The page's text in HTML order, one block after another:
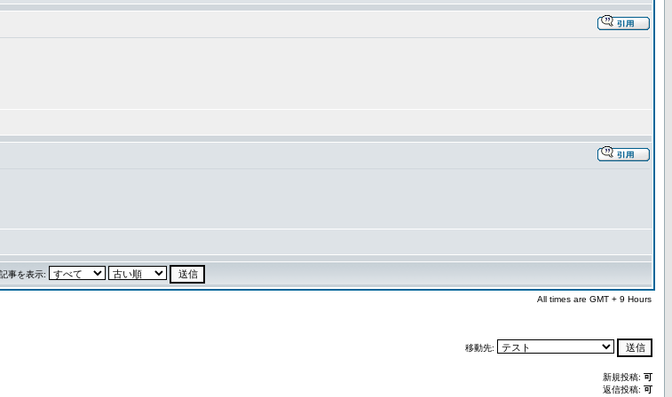
事を表示:
All times are GMT + 9 Hours
移動先:
新規投稿: 可
返信投稿: 可